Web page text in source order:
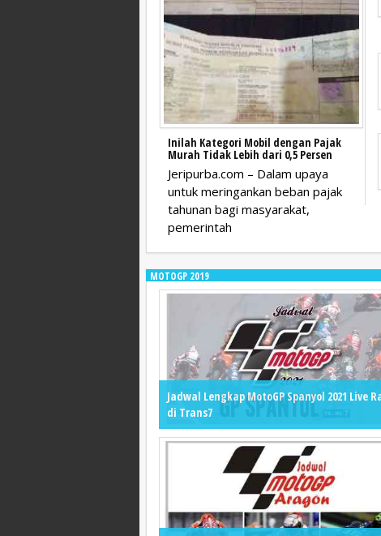
Inilah Kategori Mobil dengan Pajak
Murah Tidak Lebih dari 0,5 Persen
Jeripurba.com – Dalam upaya
untuk meringankan beban pajak
tahunan bagi masyarakat,
pemerintah
MOTOGP 2019
Jadwal Lengkap MotoGP Spanyol 2021 Live
di Trans7